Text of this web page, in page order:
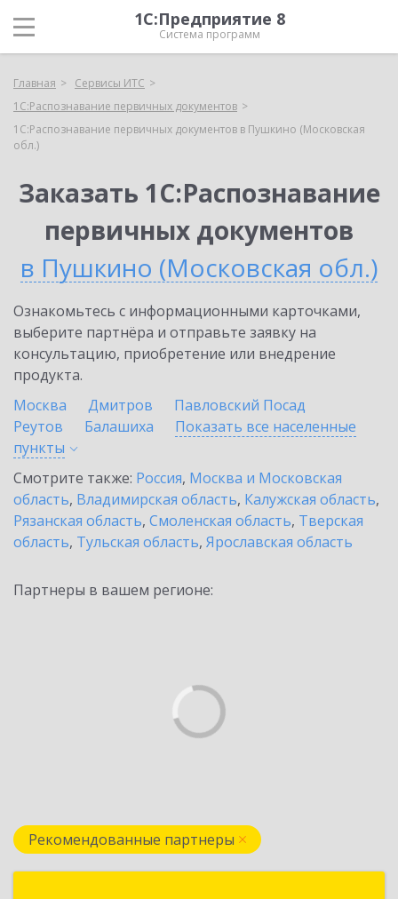
1С:Предприятие 8
Система программ
Главная
Сервисы ИТС
1С:Распознавание первичных документов
1С:Распознавание первичных документов в Пушкино (Московская
обл.)
Заказать 1С:Распознавание
первичных документов
в Пушкино (Московская обл.)
Ознакомьтесь с информационными карточками,
выберите партнёра и отправьте заявку на
консультацию, приобретение или внедрение
продукта.
Москва
Дмитров
Павловский Посад
Реутов
Балашиха
Показать все населенные
пункты
Смотрите также: Россия, Москва и Московская
область, Владимирская область, Калужская область,
Рязанская область, Смоленская область, Тверская
область, Тульская область, Ярославская область
Партнеры в вашем регионе:
Рекомендованные партнеры